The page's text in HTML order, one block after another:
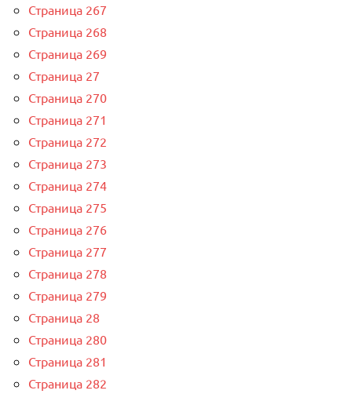
Страница 267
Страница 268
Страница 269
Страница 27
Страница 270
Страница 271
Страница 272
Страница 273
Страница 274
Страница 275
Страница 276
Страница 277
Страница 278
Страница 279
Страница 28
Страница 280
Страница 281
Страница 282